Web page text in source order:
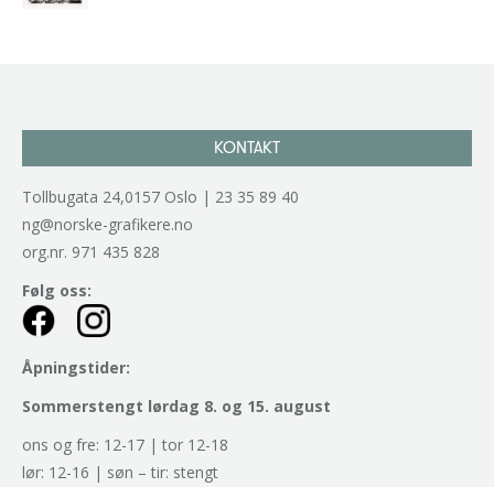
KONTAKT
Tollbugata 24,0157 Oslo | 23 35 89 40
ng@norske-grafikere.no
org.nr. 971 435 828
Følg oss:
Åpningstider:
Sommerstengt lørdag 8. og 15. august
ons og fre: 12-17 | tor 12-18
lør: 12-16 | søn – tir: stengt